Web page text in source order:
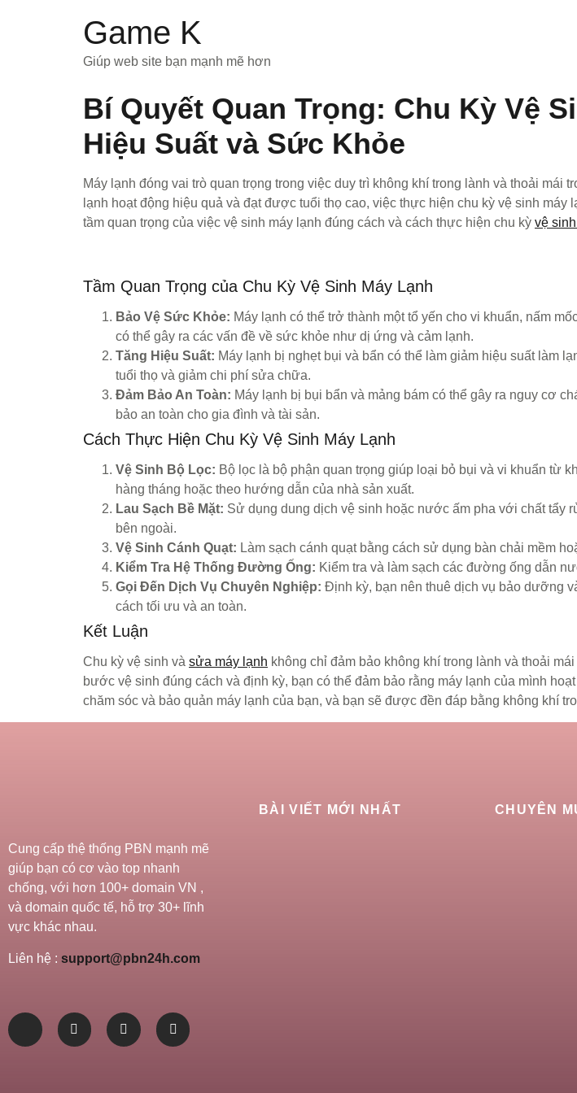
Game K
Giúp web site bạn mạnh mẽ hơn
Bí Quyết Quan Trọng: Chu Kỳ Vệ
Hiệu Suất và Sức Khỏe
Máy lạnh đóng vai trò quan trọng trong việc duy trì không khí trong lành và thoải mái
lạnh hoạt động hiệu quả và đạt được tuổi thọ cao, việc thực hiện chu kỳ vệ sinh
tầm quan trọng của việc vệ sinh máy lạnh đúng cách và cách thực hiện chu kỳ vệ
Tầm Quan Trọng của Chu Kỳ Vệ Sinh Máy Lạnh
Bảo Vệ Sức Khỏe: Máy lạnh có thể trở thành một tổ yến cho vi khuẩn, nấm
có thể gây ra các vấn đề về sức khỏe như dị ứng và cảm lạnh.
Tăng Hiệu Suất: Máy lạnh bị nghẹt bụi và bẩn có thể làm giảm hiệu suất làm
tuổi thọ và giảm chi phí sửa chữa.
Đảm Bảo An Toàn: Máy lạnh bị bụi bẩn và mảng bám có thể gây ra nguy cơ
bảo an toàn cho gia đình và tài sản.
Cách Thực Hiện Chu Kỳ Vệ Sinh Máy Lạnh
Vệ Sinh Bộ Lọc: Bộ lọc là bộ phận quan trọng giúp loại bỏ bụi và vi khuẩn từ
hàng tháng hoặc theo hướng dẫn của nhà sản xuất.
Lau Sạch Bề Mặt: Sử dụng dung dịch vệ sinh hoặc nước ấm pha với chất tẩy
bên ngoài.
Vệ Sinh Cánh Quạt: Làm sạch cánh quạt bằng cách sử dụng bàn chải mềm
Kiểm Tra Hệ Thống Đường Ống: Kiểm tra và làm sạch các đường ống dẫn
Gọi Đến Dịch Vụ Chuyên Nghiệp: Định kỳ, bạn nên thuê dịch vụ bảo dưỡng
cách tối ưu và an toàn.
Kết Luận
Chu kỳ vệ sinh và sửa máy lạnh không chỉ đảm bảo không khí trong lành và thoải
bước vệ sinh đúng cách và định kỳ, bạn có thể đảm bảo rằng máy lạnh của mình
chăm sóc và bảo quản máy lạnh của bạn, và bạn sẽ được đền đáp bằng không khí
Cung cấp thệ thống PBN mạnh mẽ
giúp bạn có cơ vào top nhanh
chống, với hơn 100+ domain VN ,
và domain quốc tế, hỗ trợ 30+ lĩnh
vực khác nhau.
Liên hệ : support@pbn24h.com
BÀI VIẾT MỚI NHẤT CHUYÊN